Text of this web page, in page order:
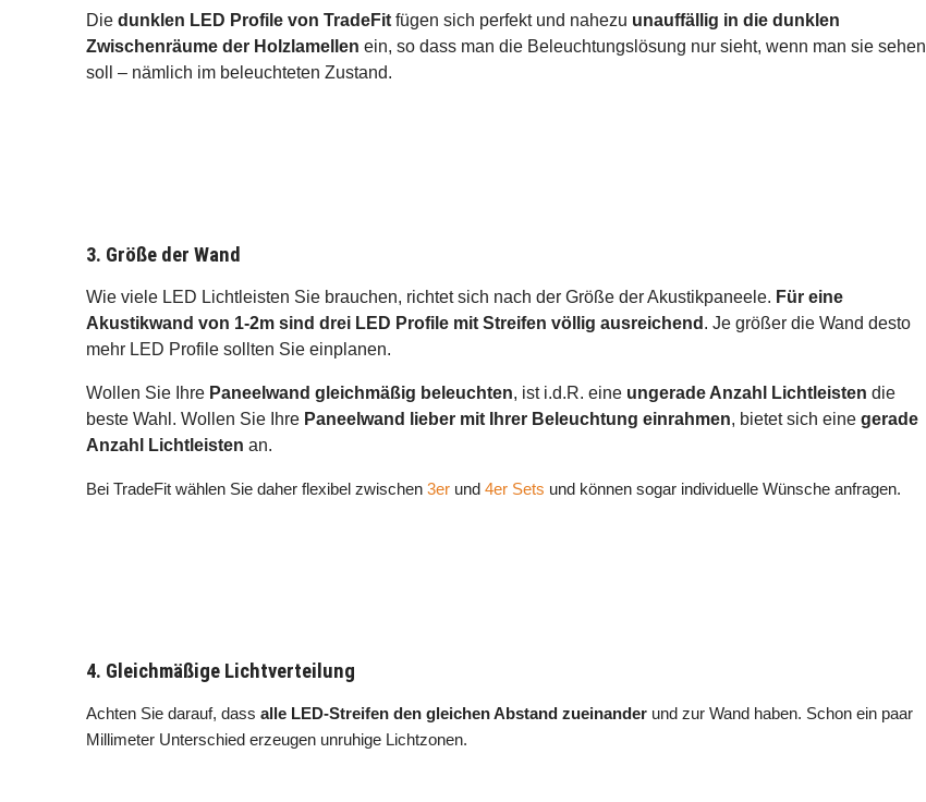
Die dunklen LED Profile von TradeFit fügen sich perfekt und nahezu unauffällig in die dunklen
Zwischenräume der Holzlamellen ein, so dass man die Beleuchtungslösung nur sieht, wenn man sie sehen
soll – nämlich im beleuchteten Zustand.
3. Größe der Wand
Wie viele LED Lichtleisten Sie brauchen, richtet sich nach der Größe der Akustikpaneele. Für eine
Akustikwand von 1-2m sind drei LED Profile mit Streifen völlig ausreichend . Je größer die Wand desto
mehr LED Profile sollten Sie einplanen.
Wollen Sie Ihre Paneelwand gleichmäßig beleuchten, ist i.d.R. eine ungerade Anzahl Lichtleisten die
beste Wahl. Wollen Sie Ihre Paneelwand lieber mit Ihrer Beleuchtung einrahmen, bietet sich eine gerade
Anzahl Lichtleisten an.
Bei TradeFit wählen Sie daher flexibel zwischen 3er und 4er Sets und können sogar individuelle Wünsche anfragen.
4. Gleichmäßige Lichtverteilung
Achten Sie darauf, dass alle LED-Streifen den gleichen Abstand zueinander und zur Wand haben. Schon ein paar
Millimeter Unterschied erzeugen unruhige Lichtzonen.